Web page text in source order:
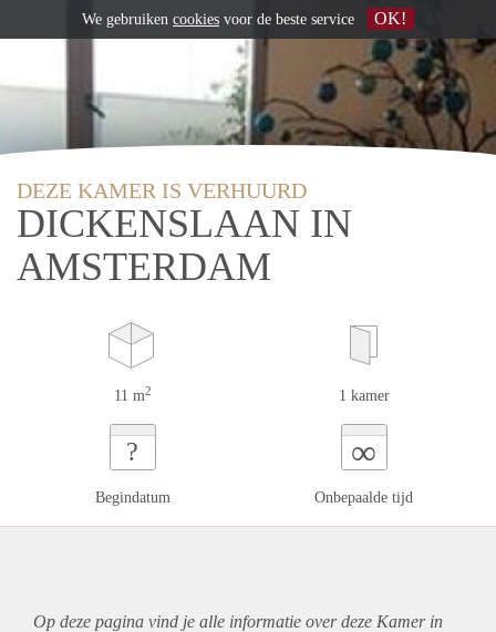
DEZE KAMER IS VERHUURD
DICKENSLAAN IN
AMSTERDAM
11 m2 1 kamer
?
Begindatum
∞
Onbepaalde tijd
Op deze pagina vind je alle informatie over deze Kamer in
We gebruiken cookies voor de beste service OK!